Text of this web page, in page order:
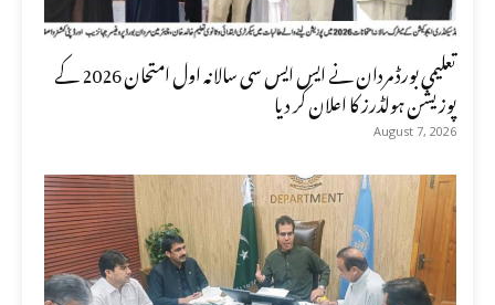
تعلیمی بورڈ مردان نے ایس ایس سی سالانہ اول امتحان 2026 کے
پوزیشن ہولڈرز کا اعلان کر دیا
August 7, 2026